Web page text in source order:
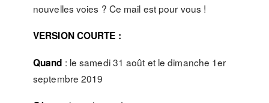
nouvelles voies ? Ce mail est pour vous !
VERSION COURTE :
Quand : le samedi 31 août et le dimanche 1er
septembre 2019